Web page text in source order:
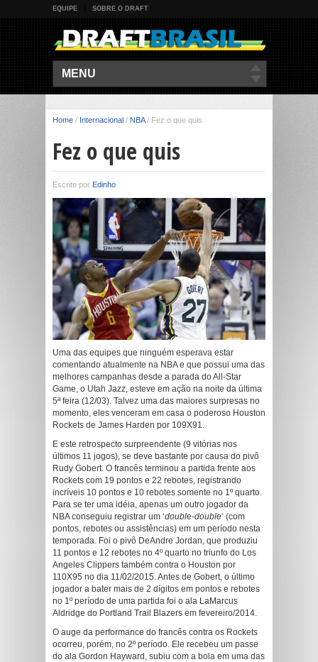
EQUIPE SOBRE O DRAFT
MENU
Home / Internacional / NBA / Fez o que quis
Fez o que quis
Escrito por Edinho
Uma das equipes que ninguém esperava estar
comentando atualmente na NBA e que possui uma das
melhores campanhas desde a parada do All-Star
Game, o Utah Jazz, esteve em ação na noite da última
5ª feira (12/03). Talvez uma das maiores surpresas no
momento, eles venceram em casa o poderoso Houston
Rockets de James Harden por 109X91.
E este retrospecto surpreendente (9 vitórias nos
últimos 11 jogos), se deve bastante por causa do pivô
Rudy Gobert. O francês terminou a partida frente aos
Rockets com 19 pontos e 22 rebotes, registrando
incríveis 10 pontos e 10 rebotes somente no 1º quarto.
Para se ter uma idéia, apenas um outro jogador da
NBA conseguiu registrar um ‘double-double‘ (com
pontos, rebotes ou assistências) em um período nesta
temporada. Foi o pivô DeAndre Jordan, que produziu
11 pontos e 12 rebotes no 4º quarto no triunfo do Los
Angeles Clippers também contra o Houston por
110X95 no dia 11/02/2015. Antes de Gobert, o último
jogador a bater mais de 2 dígitos em pontos e rebotes
no 1º período de uma partida foi o ala LaMarcus
Aldridge do Portland Trail Blazers em fevereiro/2014.
O auge da performance do francês contra os Rockets
ocorreu, porém, no 2º período. Ele recebeu um passe
do ala Gordon Hayward, subiu com a bola em uma das